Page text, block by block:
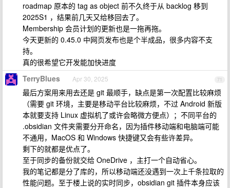
roadmap 原本的 tag as object 前不久终于从 backlog 移到
2025S1 ，结果前几天又给移回去了。
Membership 会员计划的更新也是一拖再拖。
今天更新的 0.45.0 中网页发布也是个半成品，很多内容不支
持。
真的很希望它开发能加快进度
71
TerryBlues Apr 30, 2025
最后方案用来用去还是 git 最顺手，缺点是第一次配置比较麻烦
（需要 git 环境，主要是移动平台比较麻烦，不过 Android 新版
本就要支持 Linux 虚拟机了或许会略微方便点）；不同平台的
.obsidian 文件夹需要分开命名，因为插件移动端和电脑端可能
不通用，MacOS 和 Windows 快捷键又会有些许差异。
剩下的就都是优点了。
至于同步的备份就交给 OneDrive ，主打一个自动省心。
我的笔记都是分了库的，所以移动端还没遇到一次上千条拉取的
性能问题。至于楼上说的实时同步，obsidian git 插件本身应该